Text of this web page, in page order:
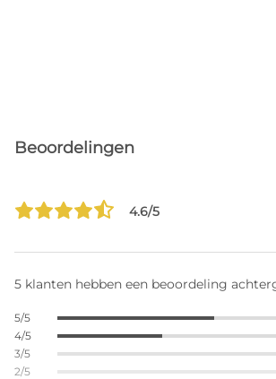
Beoordelingen
4.6/5
5 klanten hebben een beoordeling
5/5
4/5
3/5
2/5